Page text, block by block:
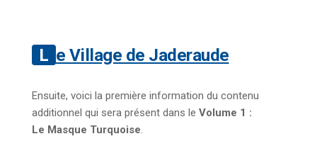
Le Village de Jaderaude
Ensuite, voici la première information du contenu
additionnel qui sera présent dans le Volume 1 :
Le Masque Turquoise.